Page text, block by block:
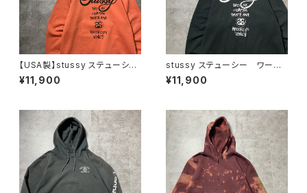
【USA製】stussy ステューシ
ー ワールドツアー バックプリ
ント オレンジ スウェット パ
¥11,900
stussy ステューシー ワール
ドツアー バックプリント フル
ジップ パーカー スウェット
¥11,900